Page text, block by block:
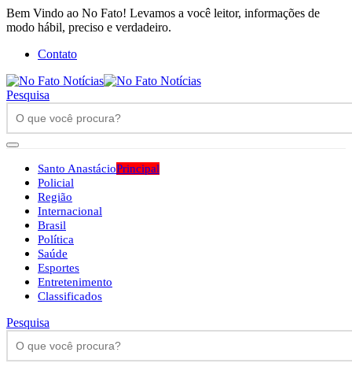
Bem Vindo ao No Fato! Levamos a você leitor, informações de
modo hábil, preciso e verdadeiro.
Contato
Pesquisa
Santo AnastácioPrincipal
Policial
Região
Internacional
Brasil
Política
Saúde
Esportes
Entretenimento
Classificados
Pesquisa